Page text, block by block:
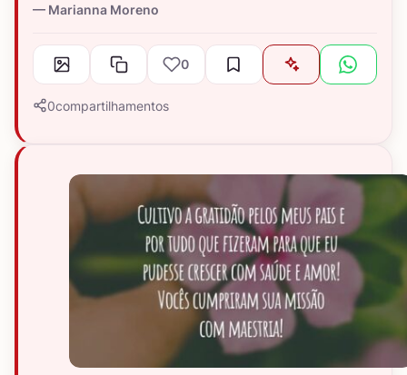
Marianna Moreno
0
0compartilhamentos